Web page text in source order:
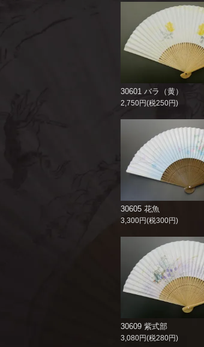
30601 バラ（黄）
2,750円(税250円)
30605 花魚
3,300円(税300円)
30609 紫式部
3,080円(税280円)